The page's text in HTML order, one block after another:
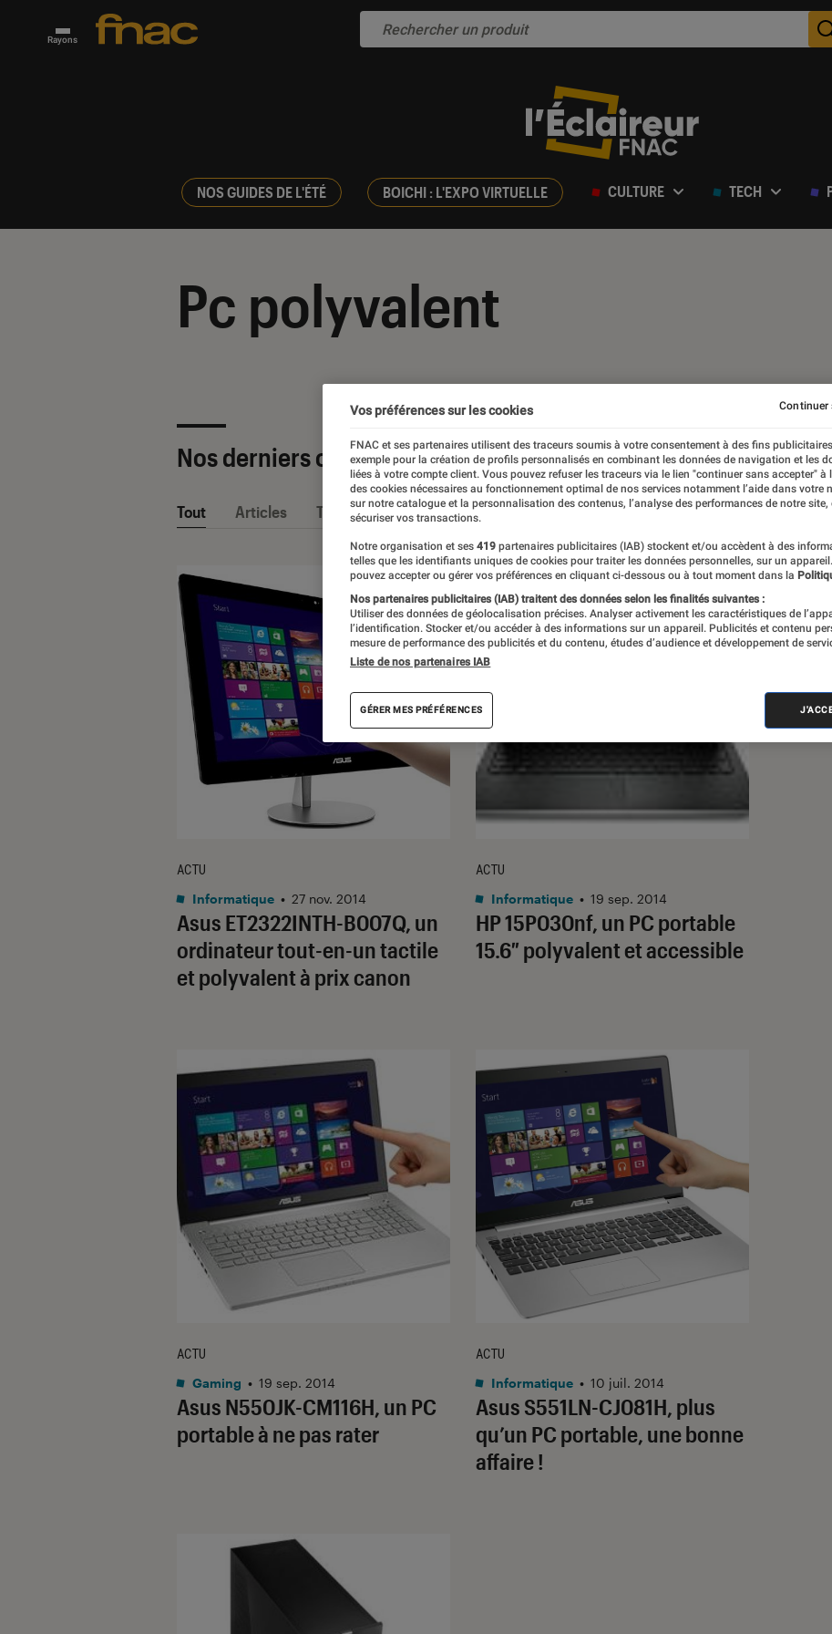
Rayons
NOS GUIDES DE L'ÉTÉ BOICHI : L'EXPO VIRTUELLE CULTURE TECH
Pc polyvalent
Nos derniers contenus
Tout Articles Tests
Asus ET2322INTH-B007Q, un
ordinateur tout-en-un tactile
et polyvalent à prix canon
ACTU
Informatique • 27 nov. 2014
HP 15P030nf, un PC portable
15.6″ polyvalent et accessible
ACTU
Informatique • 19 sep. 2014
Asus N550JK-CM116H, un PC
portable à ne pas rater
ACTU
Gaming • 19 sep. 2014
Asus S551LN-CJ081H, plus
qu’un PC portable, une bonne
affaire !
ACTU
Informatique • 10 juil. 2014
Vos préférences sur les cookies
FNAC et ses partenaires utilisent des traceurs soumis à votre consentement à des fins
exemple pour la création de profils personnalisés en combinant les données de navigation et les
liées à votre compte client. Vous pouvez refuser les traceurs via le lien "continuer sans accepter" à
des cookies nécessaires au fonctionnement optimal de nos services notamment l’aide dans votre
sur notre catalogue et la personnalisation des contenus, l’analyse des performances de notre site,
sécuriser vos transactions.
Notre organisation et ses 419 partenaires publicitaires (IAB) stockent et/ou accèdent à des
telles que les identifiants uniques de cookies pour traiter les données personnelles, sur un
pouvez accepter ou gérer vos préférences en cliquant ci-dessous ou à tout moment dans la
Nos partenaires publicitaires (IAB) traitent des données selon les finalités suivantes :
Utiliser des données de géolocalisation précises. Analyser activement les caractéristiques de
l’identification. Stocker et/ou accéder à des informations sur un appareil. Publicités et contenu
mesure de performance des publicités et du contenu, études d’audience et développement de
Liste de nos partenaires IAB
GÉRER MES PRÉFÉRENCES
Continuer